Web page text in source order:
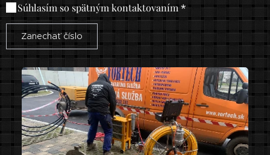
Súhlasím so spätným kontaktovaním
Zanechať číslo